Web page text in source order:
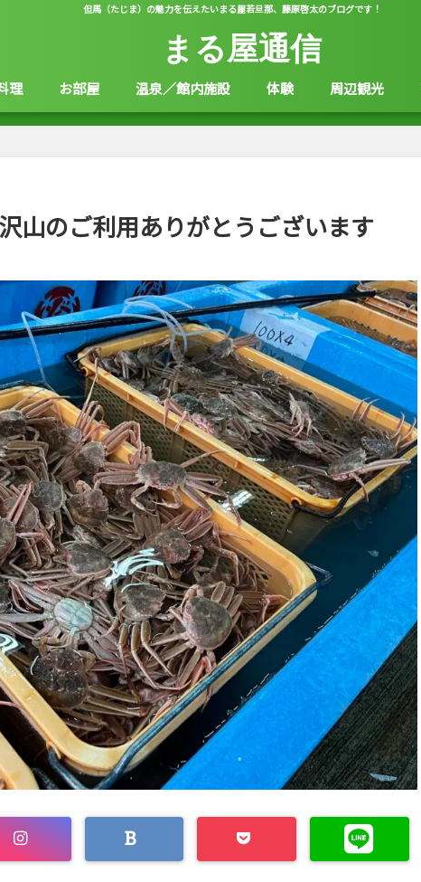
但馬（たじま）の魅力を伝えたいまる屋若旦那、藤原啓太のブログです！
まる屋通信
理 お部屋 温泉／館内施設 体験 周辺観光
山のご利用ありがとうございます